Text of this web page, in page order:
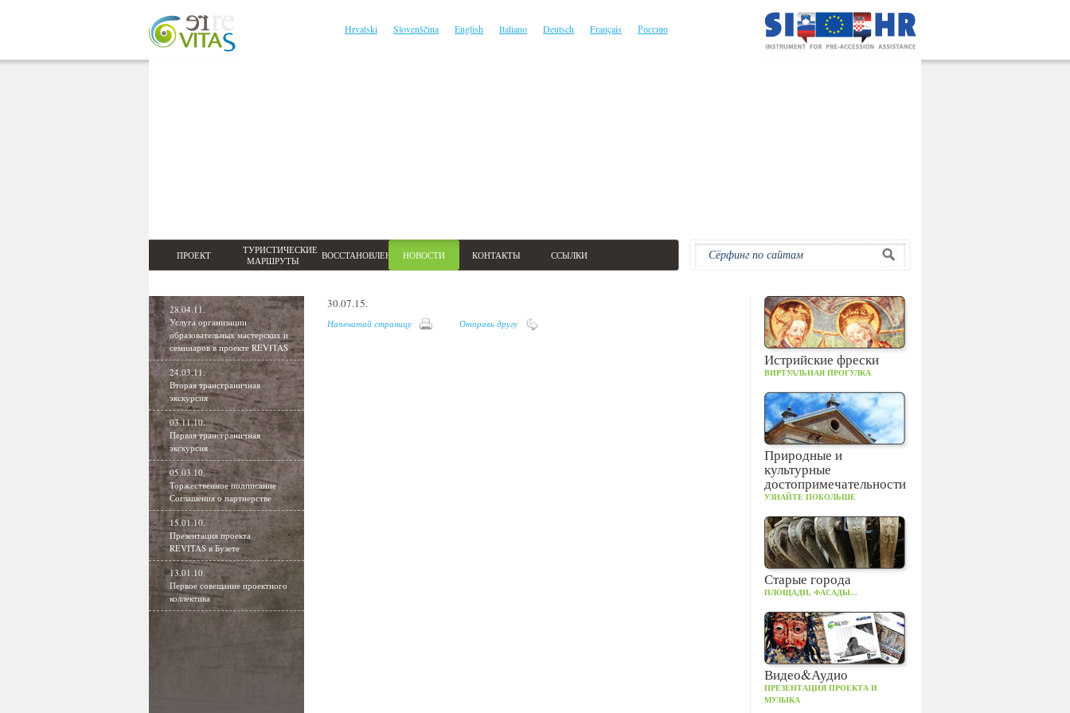
Hrvatski Slovenščina English Italiano Deutsch Français Россию
ПРОЕКТ
ТУРИСТИЧЕСКИЕ
МАРШРУТЫ
ВОССТАНОВЛЕНИЕНОВОСТИ КОНТАКТЫ ССЫЛКИ
Истрийские фрески
ВИРТУАЛЬНАЯ ПРОГУЛКА
Природные и
культурные
достопримечательности
УЗНАЙТЕ ПОБОЛЬШЕ
Старые города
ПЛОЩАДИ, ФАСАДЫ...
Видео&Аудио
ПРЕЗЕНТАЦИЯ ПРОЕКТА И
МУЗЫКА
28.04.11.
Услуга организации
образовательных мастерских и
семинаров в проекте REVITAS
24.03.11.
Вторая трансграничная
экскурсия
03.11.10.
Первая трансграничная
экскурсия
05.03.10.
Торжественное подписание
Соглашения о партнерстве
15.01.10.
Презентация проекта
REVITAS в Бузете
13.01.10.
Первое совещание проектного
коллектива
30.07.15.
Напечатай страницу Отправь другу